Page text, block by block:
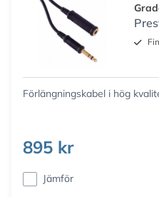
Förlängningskabel i hög
895 kr
Jämför